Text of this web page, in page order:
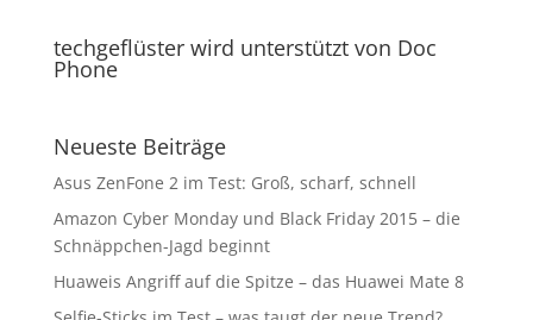
techgeflüster wird unterstützt von Doc
Phone
Neueste Beiträge
Asus ZenFone 2 im Test: Groß, scharf, schnell
Amazon Cyber Monday und Black Friday 2015 – die
Schnäppchen-Jagd beginnt
Huaweis Angriff auf die Spitze – das Huawei Mate 8